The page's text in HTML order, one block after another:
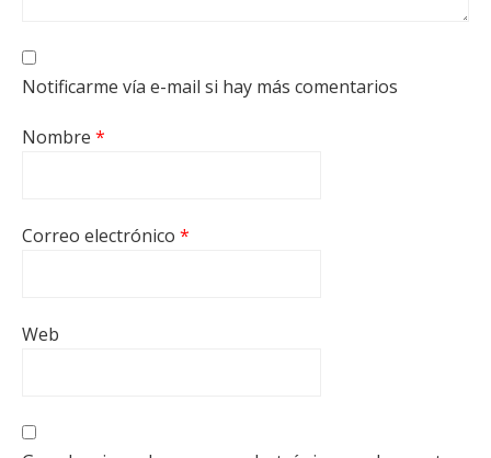
Notificarme vía e-mail si hay más comentarios
Nombre *
Correo electrónico *
Web